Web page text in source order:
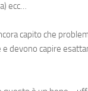
ecc…
capito che
e devono capire